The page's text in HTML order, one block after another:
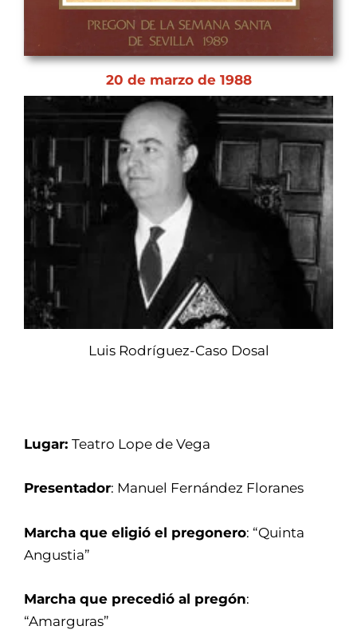
20 de marzo de 1988
Luis Rodríguez-Caso Dosal
Lugar: Teatro Lope de Vega
Presentador: Manuel Fernández Floranes
Marcha que eligió el pregonero: “Quinta
Angustia”
Marcha que precedió al pregón:
“Amarguras”